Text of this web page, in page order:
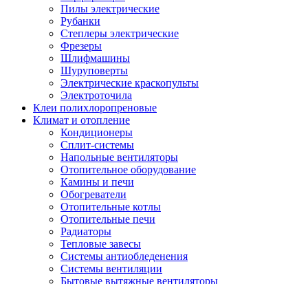
Пилы электрические
Рубанки
Степлеры электрические
Фрезеры
Шлифмашины
Шуруповерты
Электрические краскопульты
Электроточила
Клеи полихлоропреновые
Климат и отопление
Кондиционеры
Сплит-системы
Напольные вентиляторы
Отопительное оборудование
Камины и печи
Обогреватели
Отопительные котлы
Отопительные печи
Радиаторы
Тепловые завесы
Системы антиобледенения
Системы вентиляции
Бытовые вытяжные вентиляторы